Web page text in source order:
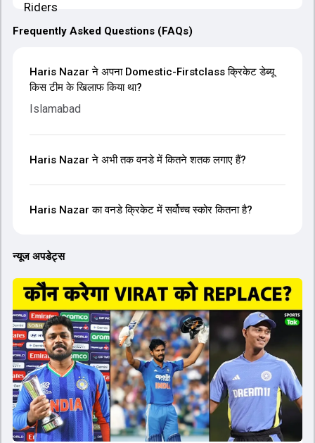
Frequently Asked Questions (FAQs)
Haris Nazar ने अपना Domestic-Firstclass क्रिकेट डेब्यू
किस टीम के खिलाफ किया था?
Islamabad
Haris Nazar ने अभी तक वनडे में कितने शतक लगाए हैं?
Haris Nazar का वनडे क्रिकेट में सर्वोच्च स्कोर कितना है?
न्यूज अपडेट्स